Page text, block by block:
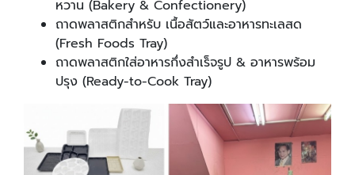
หวาน (Bakery & Confectionery)
ถาดพลาสติกสำหรับ เนื้อสัตว์และอาหารทะเลสด
(Fresh Foods Tray)
ถาดพลาสติกใส่อาหารกึ่งสำเร็จรูป & อาหารพร้อม
ปรุง (Ready-to-Cook Tray)